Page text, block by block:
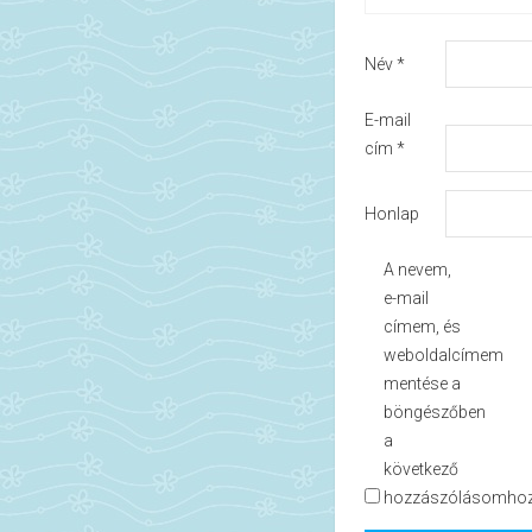
Név*
E-mail
cím *
Honlap
A nevem,
e-mail
címem, és
weboldalcímem
mentése a
böngészőben
a
következő